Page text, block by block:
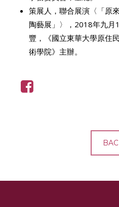
策展人，聯合展演〈「原
陶藝展」〉，2018年九
豐，《國立東華大學原住
術學院》主辦。